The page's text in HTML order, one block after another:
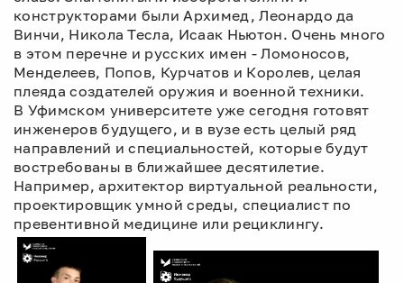
конструкторами были Архимед, Леонардо да
Винчи, Никола Тесла, Исаак Ньютон. Очень много
в этом перечне и русских имен - Ломоносов,
Менделеев, Попов, Курчатов и Королев, целая
плеяда создателей оружия и военной техники.
В Уфимском университете уже сегодня готовят
инженеров будущего, и в вузе есть целый ряд
направлений и специальностей, которые будут
востребованы в ближайшее десятилетие.
Например, архитектор виртуальной реальности,
проектировщик умной среды, специалист по
превентивной медицине или рециклингу.